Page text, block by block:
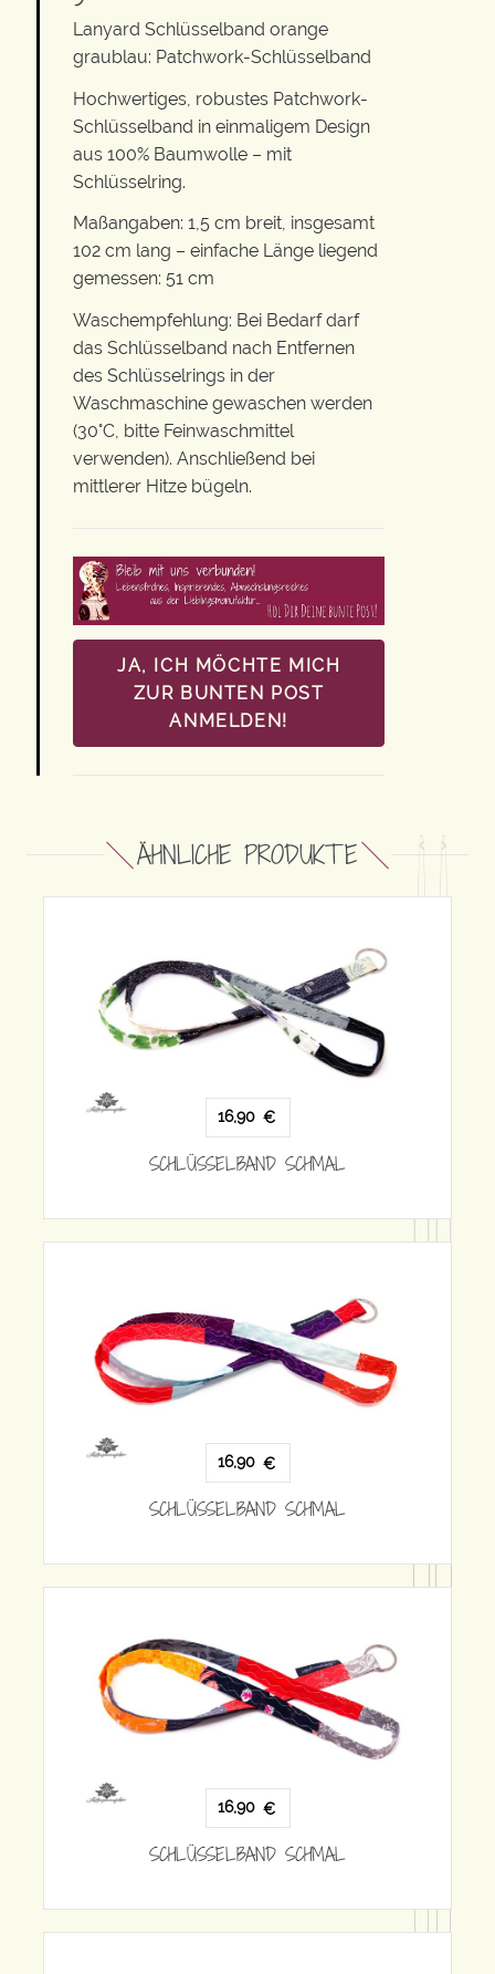
Lanyard Schlüsselband orange
graublau: Patchwork-Schlüsselband
Hochwertiges, robustes Patchwork-
Schlüsselband in einmaligem Design
aus 100% Baumwolle – mit
Schlüsselring.
Maßangaben: 1,5 cm breit, insgesamt
102 cm lang – einfache Länge liegend
gemessen: 51 cm
Waschempfehlung: Bei Bedarf darf
das Schlüsselband nach Entfernen
des Schlüsselrings in der
Waschmaschine gewaschen werden
(30°C, bitte Feinwaschmittel
verwenden). Anschließend bei
mittlerer Hitze bügeln.
JA, ICH MÖCHTE MICH
ZUR BUNTEN POST
ANMELDEN!
ÄHNLICHE PRODUKTE
16,90
SCHLÜSSELBAND SCHMAL